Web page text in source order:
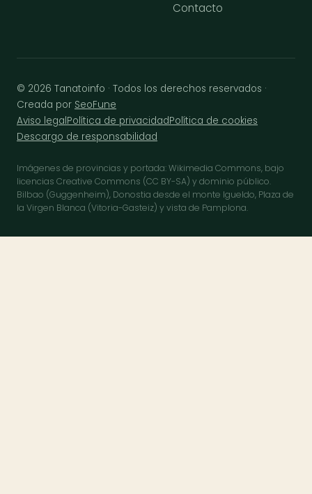
Contacto
© 2026 Tanatoinfo · Todos los derechos reservados ·
Creada por SeoFune
Aviso legalPolítica de privacidadPolítica de cookies
Descargo de responsabilidad
Imágenes de provincias y portada: Wikimedia Commons, bajo
licencias Creative Commons (CC BY-SA) y dominio público.
Bilbao (Guggenheim), Donostia desde el monte Igueldo, Plaza de
la Virgen Blanca (Vitoria-Gasteiz) y vista de Pamplona.